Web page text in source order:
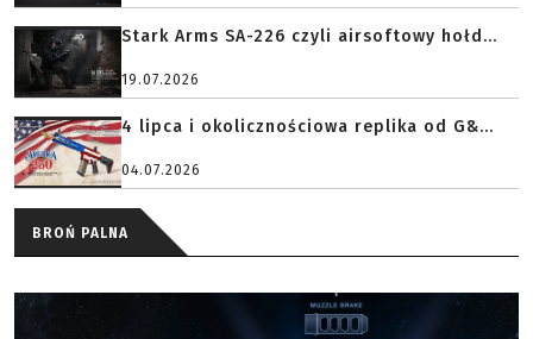
Stark Arms SA-226 czyli airsoftowy hołd...
19.07.2026
4 lipca i okolicznościowa replika od G&...
04.07.2026
BROŃ PALNA